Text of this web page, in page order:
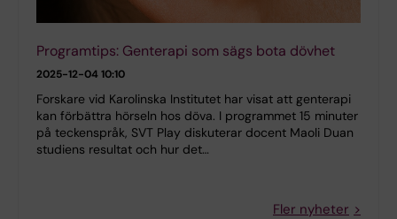
Programtips: Genterapi som sägs bota dövhet
2025-12-04 10:10
Forskare vid Karolinska Institutet har visat att genterapi
kan förbättra hörseln hos döva. I programmet 15 minuter
på teckenspråk, SVT Play diskuterar docent Maoli Duan
studiens resultat och hur det…
Fler nyheter